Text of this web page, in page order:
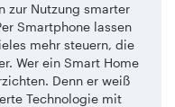
zur Nutzung smarter
Smartphone lassen
mehr steuern, die
Wer ein Smart Home
Denn er weiß
Technologie mit